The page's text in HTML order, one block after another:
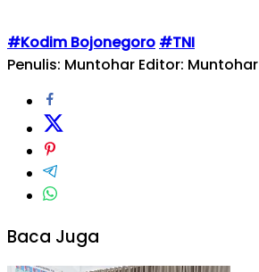
#Kodim Bojonegoro #TNI
Penulis: Muntohar Editor: Muntohar
Baca Juga